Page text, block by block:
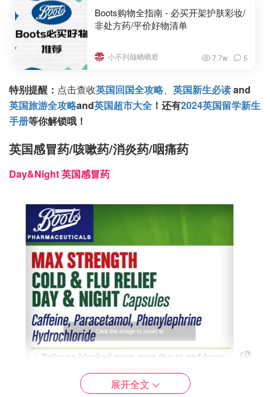
Boots购物全指南 - 必买开架护肤彩妆/
非处方药/平价好物清单
小不列颠晒晒君 7.7w 5
特别提醒： 点击查收英国回国全攻略、 英国新生必读and
英国旅游全攻略and英国超市大全 ！还有2024英国留学新生
手册等你解锁哦！
英国感冒药/咳嗽药/消炎药/咽痛药
Day&Night 英国感冒药
展开全文